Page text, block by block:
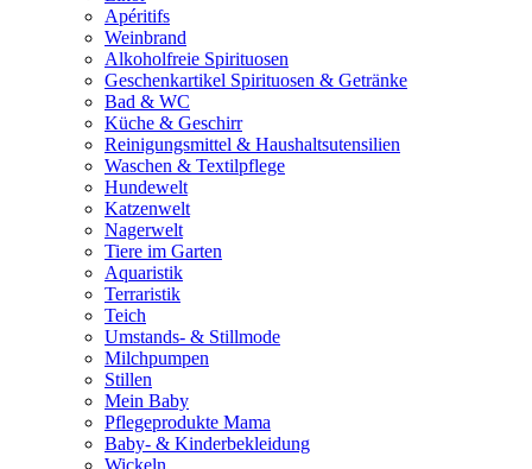
Apéritifs
Weinbrand
Alkoholfreie Spirituosen
Geschenkartikel Spirituosen & Getränke
Bad & WC
Küche & Geschirr
Reinigungsmittel & Haushaltsutensilien
Waschen & Textilpflege
Hundewelt
Katzenwelt
Nagerwelt
Tiere im Garten
Aquaristik
Terraristik
Teich
Umstands- & Stillmode
Milchpumpen
Stillen
Mein Baby
Pflegeprodukte Mama
Baby- & Kinderbekleidung
Wickeln